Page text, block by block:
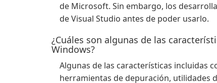
de Microsoft. Sin embargo, los
de Visual Studio antes de poder usarlo.
¿Cuáles son algunas de las
Windows?
Algunas de las características incluidas
herramientas de depuración, utilidades